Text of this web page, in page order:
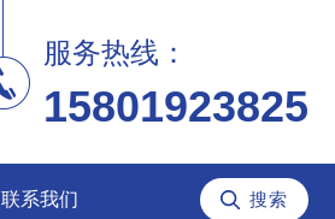
服务热线：
15801923825
联系我们